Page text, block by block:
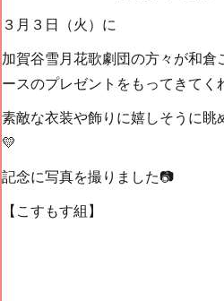
３月３日（火）に
加賀谷雪月花歌劇団の方々が和倉
ースのプレゼントをもってきてく
素敵な衣装や飾りに嬉しそうに眺
💛
記念に写真を撮りました📷
【こすもす組】